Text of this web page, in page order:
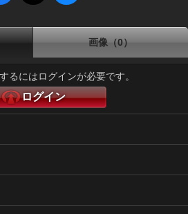
画像（0）
るにはログインが必要です。
ログイン